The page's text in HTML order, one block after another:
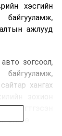
хэсгийн
ажлууд
зогсоол,
хангах
нэгтгэсэн
өглөө.